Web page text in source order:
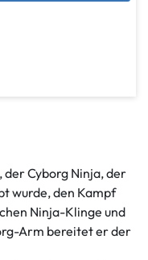
der Cyborg Ninja, der
wurde, den Kampf
Ninja-Klinge und
Arm bereitet er der